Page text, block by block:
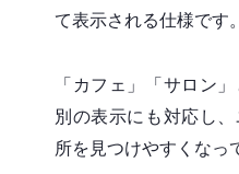
て表示される仕様です。
「カフェ」「サロン
別の表示にも対応し
所を見つけやすくなっ